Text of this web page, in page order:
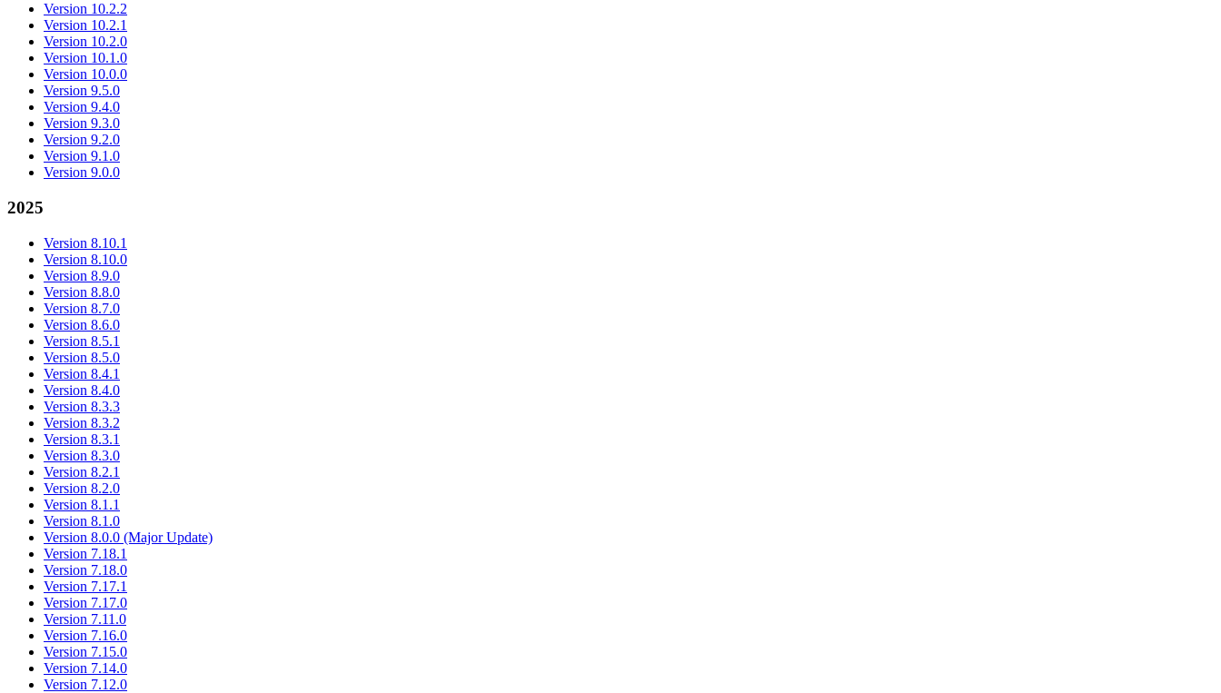
Version 10.2.2
Version 10.2.1
Version 10.2.0
Version 10.1.0
Version 10.0.0
Version 9.5.0
Version 9.4.0
Version 9.3.0
Version 9.2.0
Version 9.1.0
Version 9.0.0
2025
Version 8.10.1
Version 8.10.0
Version 8.9.0
Version 8.8.0
Version 8.7.0
Version 8.6.0
Version 8.5.1
Version 8.5.0
Version 8.4.1
Version 8.4.0
Version 8.3.3
Version 8.3.2
Version 8.3.1
Version 8.3.0
Version 8.2.1
Version 8.2.0
Version 8.1.1
Version 8.1.0
Version 8.0.0 (Major Update)
Version 7.18.1
Version 7.18.0
Version 7.17.1
Version 7.17.0
Version 7.11.0
Version 7.16.0
Version 7.15.0
Version 7.14.0
Version 7.12.0